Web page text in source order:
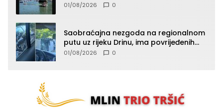
01/08/2026 0
Saobraćajna nezgoda na regionalnom
putu uz rijeku Drinu, ima povrijeđenih
lica (FOTO)
01/08/2026 0